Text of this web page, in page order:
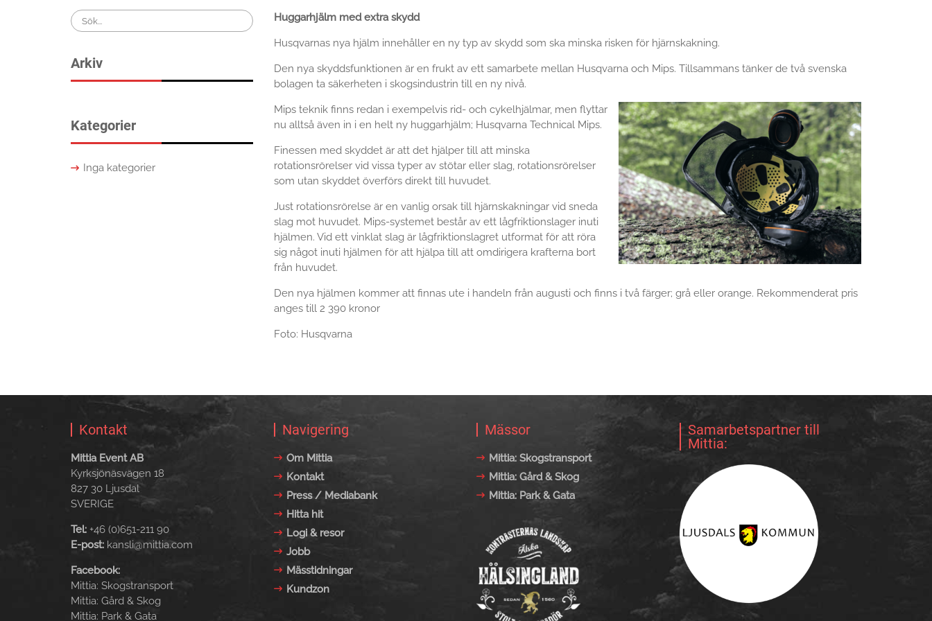
Huggarhjälm med extra skydd
Husqvarnas nya hjälm innehåller en ny typ av skydd som ska minska risken för hjärnskakning.
Den nya skyddsfunktionen är en frukt av ett samarbete mellan Husqvarna och Mips. Tillsammans tänker de två svenska
bolagen ta säkerheten i skogsindustrin till en ny nivå.
Mips teknik finns redan i exempelvis rid- och cykelhjälmar, men flyttar
nu alltså även in i en helt ny huggarhjälm; Husqvarna Technical Mips.
Finessen med skyddet är att det hjälper till att minska
rotationsrörelser vid vissa typer av stötar eller slag, rotationsrörelser
som utan skyddet överförs direkt till huvudet.
Just rotationsrörelse är en vanlig orsak till hjärnskakningar vid sneda
slag mot huvudet. Mips-systemet består av ett lågfriktionslager inuti
hjälmen. Vid ett vinklat slag är lågfriktionslagret utformat för att röra
sig något inuti hjälmen för att hjälpa till att omdirigera krafterna bort
från huvudet.
Den nya hjälmen kommer att finnas ute i handeln från augusti och finns i två färger; grå eller orange. Rekommenderat pris
anges till 2 390 kronor
Foto: Husqvarna
Search
for:
Arkiv
Kategorier
Inga kategorier
Kontakt
Mittia Event AB
Kyrksjönäsvägen 18
827 30 Ljusdal
SVERIGE
Tel: +46 (0)651-211 90
E-post: kansli@mittia.com
Facebook:
Mittia: Skogstransport
Mittia: Gård & Skog
Mittia: Park & Gata
Navigering
Om Mittia
Kontakt
Press / Mediabank
Hitta hit
Logi & resor
Jobb
Mässtidningar
Kundzon
Mässor
Mittia: Skogstransport
Mittia: Gård & Skog
Mittia: Park & Gata
Samarbetspartner till
Mittia: